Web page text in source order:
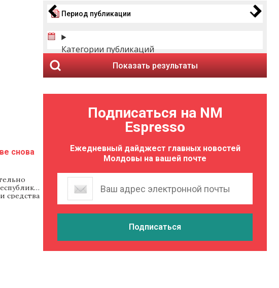
снова
средства
Период публикации
Категории публикаций
Показать результаты
Подписаться на NM
Espresso
Ежедневный дайджест главных новостей
Молдовы на вашей почте